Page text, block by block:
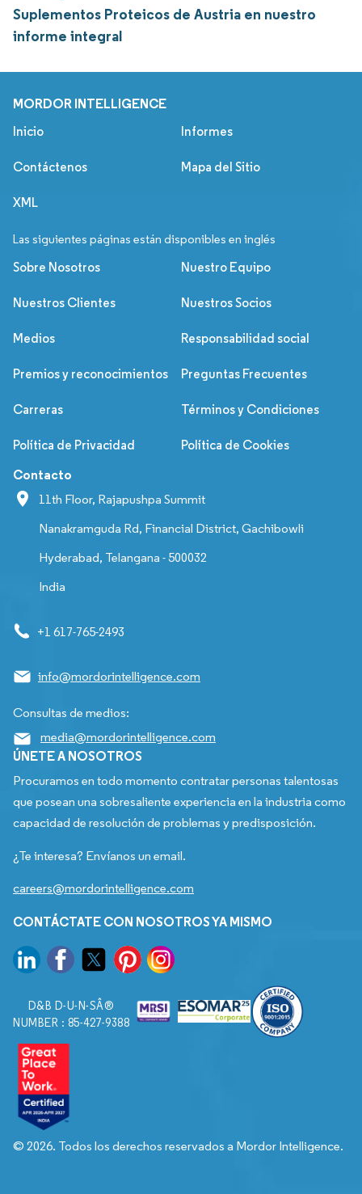
Suplementos Proteicos de Austria en nuestro
informe integral
MORDOR INTELLIGENCE
Inicio Informes
Contáctenos Mapa del Sitio
XML
Las siguientes páginas están disponibles en inglés
Sobre Nosotros Nuestro Equipo
Nuestros Clientes Nuestros Socios
Medios Responsabilidad social
Premios y reconocimientos Preguntas Frecuentes
Carreras Términos y Condiciones
Política de Privacidad Política de Cookies
Contacto
11th Floor, Rajapushpa Summit
Nanakramguda Rd, Financial District, Gachibowli
Hyderabad, Telangana - 500032
India
+1 617-765-2493
info@mordorintelligence.com
Consultas de medios:
media@mordorintelligence.com
ÚNETE A NOSOTROS
Procuramos en todo momento contratar personas talentosas
que posean una sobresaliente experiencia en la industria como
capacidad de resolución de problemas y predisposición.
¿Te interesa? Envíanos un email.
careers@mordorintelligence.com
CONTÁCTATE CON NOSOTROS YA MISMO
D&B D-U-N-SÂ®
NUMBER : 85-427-9388
© 2026. Todos los derechos reservados a Mordor Intelligence.